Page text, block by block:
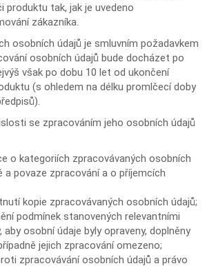
produktu tak, jak je uvedeno
zákazníka.
osobních údajů je smluvním požadavkem
osobních údajů bude docházet po
však po dobu 10 let od ukončení
(s ohledem na délku promlčecí doby
se zpracováním jeho osobních údajů
o kategoriích zpracovávaných osobních
a povaze zpracování a o příjemcích
kopie zpracovávaných osobních údajů;
podmínek stanovených relevantními
aby osobní údaje byly opraveny, doplněny
jejich zpracování omezeno;
zpracovávání osobních údajů a právo